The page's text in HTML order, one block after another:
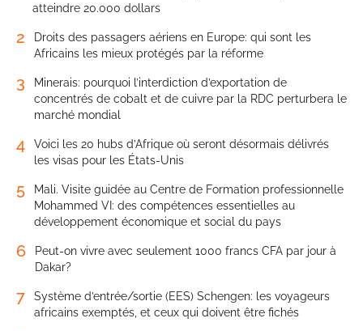
atteindre 20.000 dollars
2
Droits des passagers aériens en Europe: qui sont les
Africains les mieux protégés par la réforme
3
Minerais: pourquoi l’interdiction d’exportation de
concentrés de cobalt et de cuivre par la RDC perturbera le
marché mondial
4
Voici les 20 hubs d’Afrique où seront désormais délivrés
les visas pour les États-Unis
5
Mali. Visite guidée au Centre de Formation professionnelle
Mohammed VI: des compétences essentielles au
développement économique et social du pays
6
Peut-on vivre avec seulement 1000 francs CFA par jour à
Dakar?
7
Système d’entrée/sortie (EES) Schengen: les voyageurs
africains exemptés, et ceux qui doivent être fichés